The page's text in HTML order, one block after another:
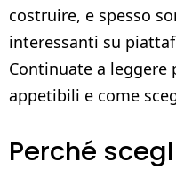
costruire, e spesso
interessanti su
Continuate a leggere
appetibili e come
Perché